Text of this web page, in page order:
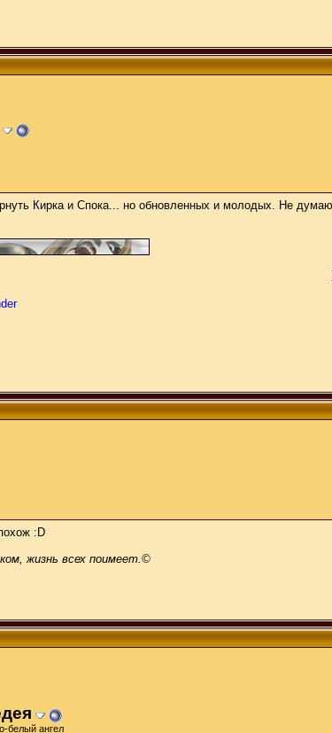
Кирка и Спока... но обновленных и молодых. Не
:D
жизнь всех поимеет.©
белый ангел